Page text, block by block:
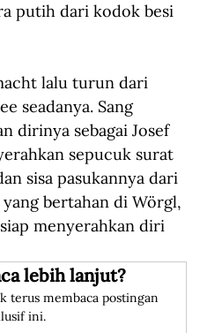
putih dari kodok besi
lalu turun dari
seadanya. Sang
dirinya sebagai Josef
sepucuk surat
sisa pasukannya dari
bertahan di Wörgl,
menyerahkan diri
lebih lanjut?
terus membaca postingan
ini.